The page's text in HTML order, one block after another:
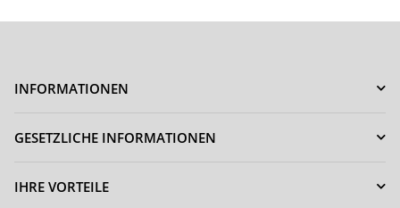
INFORMATIONEN
GESETZLICHE INFORMATIONEN
IHRE VORTEILE